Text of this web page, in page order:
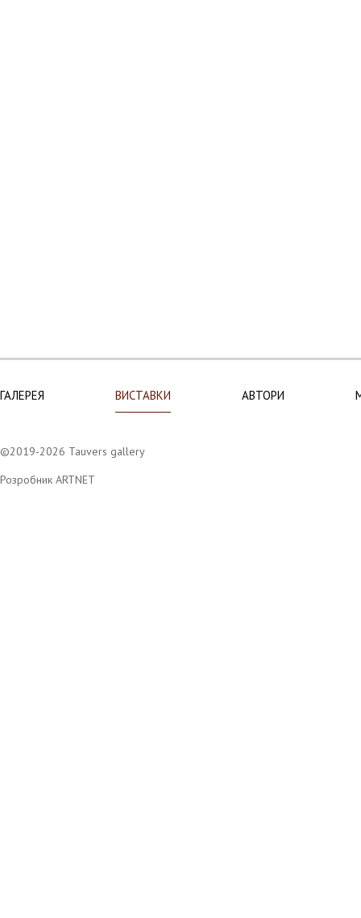
ГАЛЕРЕЯ ВИСТАВКИ АВТОРИ
©2019-2026 Tauvers gallery
Розробник ARTNET